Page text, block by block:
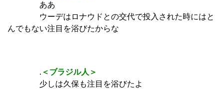
ああ
ウーデはロナウドとの交代で投入された時にはと
んでもない注目を浴びたからな
. ＜ブラジル人＞
少しは久保も注目を浴びたよ